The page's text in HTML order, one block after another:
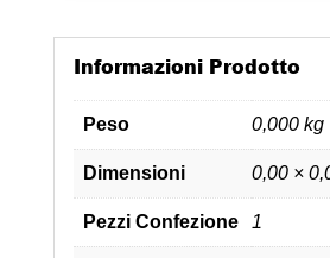
Informazioni Prodotto
Peso 0,000 kg
Dimensioni 0,00 ×
Pezzi Confezione 1